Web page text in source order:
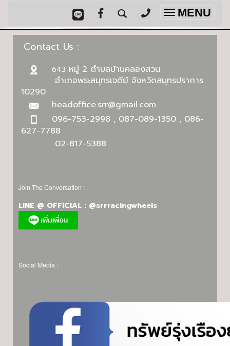
Toggle
navigation
MENU
Contact Us :
643 หมู่ 2 ตำบลบ้านคลองสวน
อำเภอพระสมุทรเจดีย์ จังหวัดสมุทรปราการ
10290
headoffice.srr@gmail.com
096-753-2998 , 087-089-1350 , 086-
627-7788
02-817-5388
Join The Conversation :
LINE @ OFFICIAL : @srrracingwheels
Social Media :